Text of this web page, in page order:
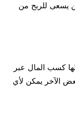
يسعى للربح من
كسب المال عبر
الآخر يمكن لأي